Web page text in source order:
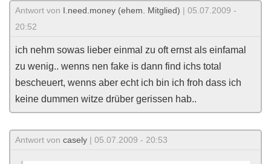
Antwort von I.need.money (ehem. Mitglied) | 05.07.2009 -
20:52
ich nehm sowas lieber einmal zu oft ernst als einfamal
zu wenig.. wenns nen fake is dann find ichs total
bescheuert, wenns aber echt ich bin ich froh dass ich
keine dummen witze drüber gerissen hab..
Antwort von casely | 05.07.2009 - 20:53